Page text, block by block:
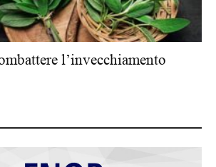
l’invecchiamento